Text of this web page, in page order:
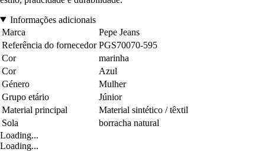
Informações adicionais
Marca
Pepe Jeans
Referência do fornecedor PGS70070-595
Cor
marinha
Cor
Azul
Género
Mulher
Grupo etário
Júnior
Material principal
Material sintético / têxtil
Sola
borracha natural
Loading...
Loading...